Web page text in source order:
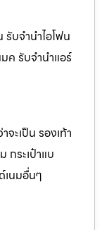
รับจำนำไอโฟน
ค รับจำนำแอร์
ะเป็น รองเท้า
กระเป๋าแบ
เนมอื่นๆ